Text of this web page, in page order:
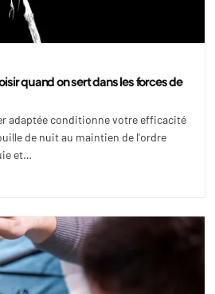
quand on sert dans les forces de
adaptée conditionne votre efficacité
de nuit au maintien de l'ordre
et…